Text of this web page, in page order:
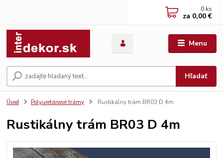
Menu
Hľadať
0 ks
za 0,00 €
Úvod Polyuretánové trámy Rustikálny trám BR03 D 4m
Rustikálny trám BR03 D 4m